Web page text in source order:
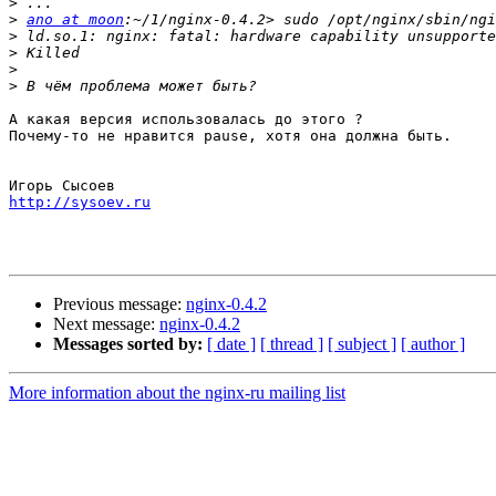
> ano at moon
>
>
>
>
А какая версия использовалась до этого ?
Почему-то не нравится pause, хотя она должна быть.
http://sysoev.ru
Previous message: nginx-0.4.2
Next message: nginx-0.4.2
Messages sorted by: [ date ] [ thread ] [ subject ] [ author ]
More information about the nginx-ru mailing list